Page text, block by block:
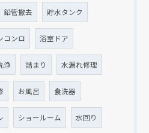
鉛管撤去 貯水タンク
コンロ 浴室ドア
浄 詰まり 水漏れ修理
お風呂 食洗器
ショールーム 水回り